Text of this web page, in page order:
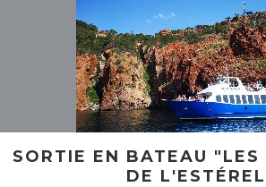
SORTIE EN BATEAU "LES
DE